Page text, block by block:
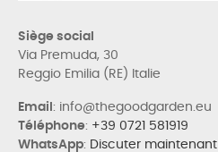
Siège social
Via Premuda, 30
Reggio Emilia (RE) Italie
Email : info@thegoodgarden.eu
Téléphone: +39 0721 581919
WhatsApp: Discuter maintenant